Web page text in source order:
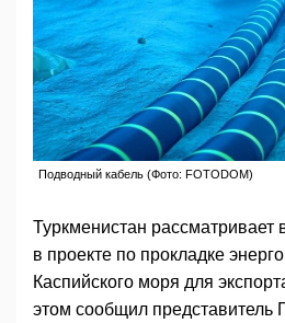
Подводный кабель (Фото: FOTODOM)
Туркменистан рассматривает
в проекте по прокладке
Каспийского моря для
этом сообщил представитель